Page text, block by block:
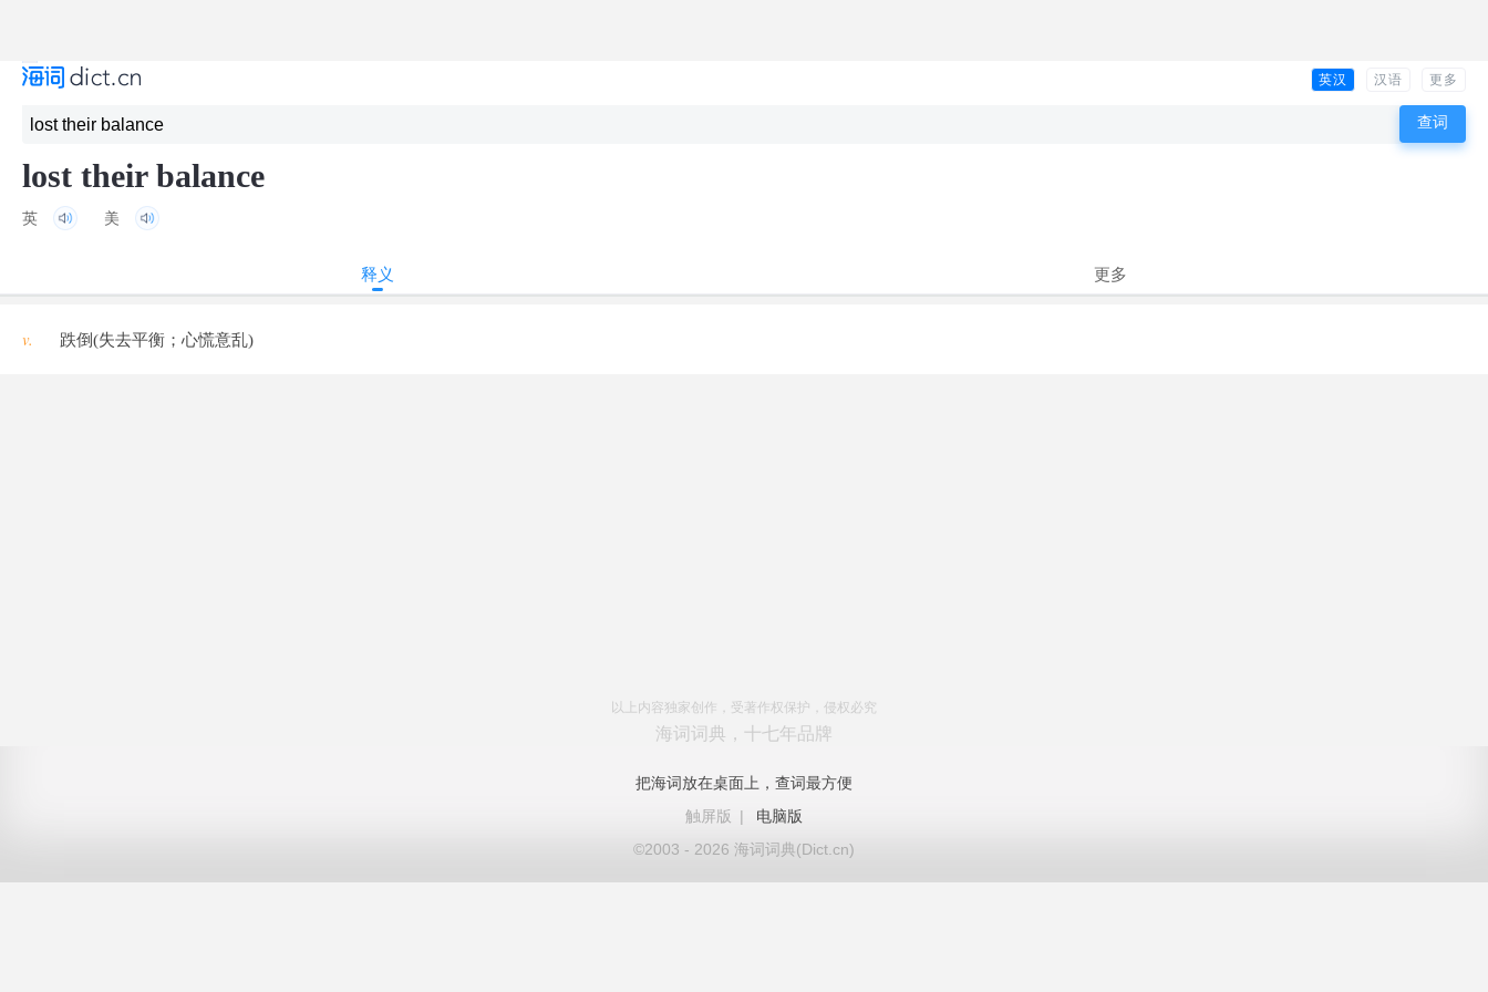
英汉 汉语 更多
lost their balance
英 美
释义 更多
v. 跌倒(失去平衡；心慌意乱)
以上内容独家创作，受著作权保护，侵权必究
海词词典，十七年品牌
把海词放在桌面上，查词最方便
触屏版
|
电脑版
©2003 - 2026 海词词典(Dict.cn)